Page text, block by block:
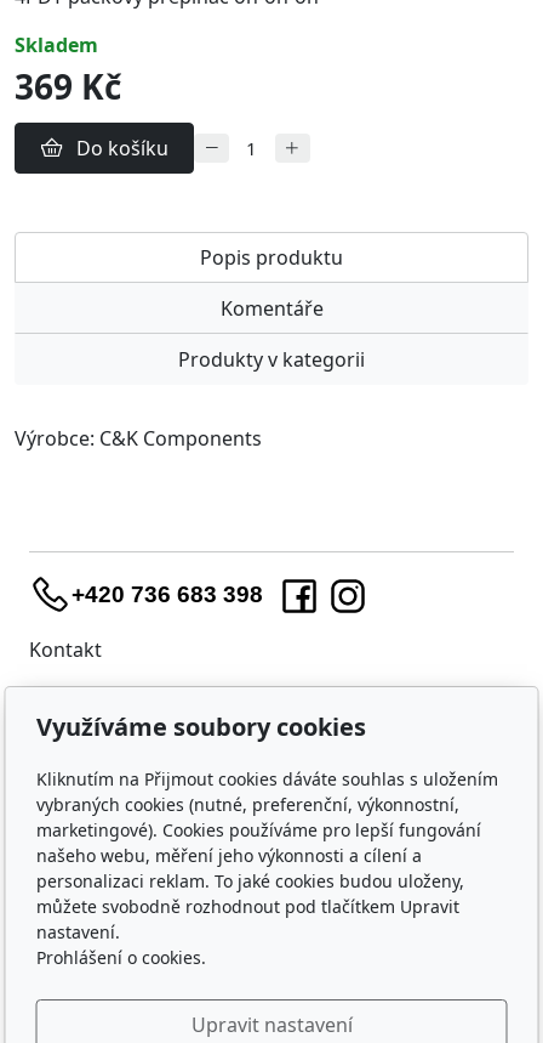
skladem
369 Kč
Do košíku
Popis produktu
Komentáře
Produkty v kategorii
Výrobce: C&K Components
+420 736 683 398
Kontakt
Útěchovská 224/1
IČO: 23218550
Nákup
Doprava a platba
Ochrana osobních údajů
Obchodní podmínky
Využíváme soubory cookies
Kliknutím na Přijmout cookies dáváte souhlas s uložením
vybraných cookies (nutné, preferenční, výkonnostní,
marketingové). Cookies používáme pro lepší fungování
našeho webu, měření jeho výkonnosti a cílení a
personalizaci reklam. To jaké cookies budou uloženy,
můžete svobodně rozhodnout pod tlačítkem Upravit
nastavení.
Prohlášení o cookies.
Upravit nastavení